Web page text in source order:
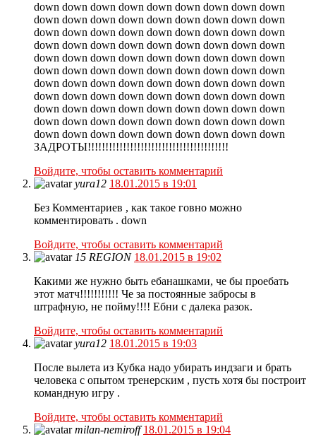
down down down down down down down down down
down down down down down down down down down
down down down down down down down down down
down down down down down down down down down
down down down down down down down down down
down down down down down down down down down
down down down down down down down down down
down down down down down down down down down
down down down down down down down down down
down down down down down down down down down
down down down down down down down down down
ЗАДРОТЫ!!!!!!!!!!!!!!!!!!!!!!!!!!!!!!!!!!!!!!!!
Войдите, чтобы оставить комментарий
yura12 18.01.2015 в 19:01
Без Комментариев , как такое говно можно
комментировать . down
Войдите, чтобы оставить комментарий
15 REGION 18.01.2015 в 19:02
Какими же нужно быть ебанашками, че бы проебать
этот матч!!!!!!!!!!! Че за постоянные забросы в
штрафную, не пойму!!!! Ебни с далека разок.
Войдите, чтобы оставить комментарий
yura12 18.01.2015 в 19:03
После вылета из Кубка надо убирать индзаги и брать
человека с опытом тренерским , пусть хотя бы построит
командную игру .
Войдите, чтобы оставить комментарий
milan-nemiroff 18.01.2015 в 19:04